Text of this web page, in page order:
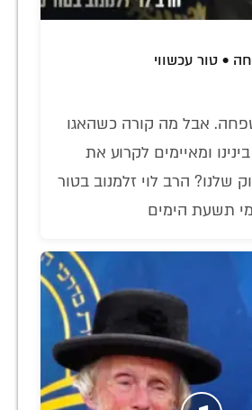
• טור עכשווי
אבל מה קורה כשהאגו
ומאיימים לקרוע את
שלנו? הרב לוי זלמנוב בטור
תשעת הימים